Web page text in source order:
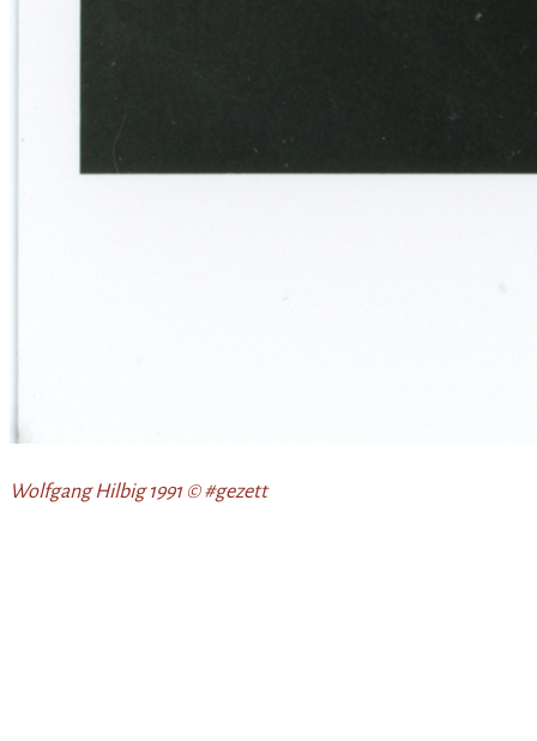
Wolfgang Hilbig 1991 © #gezett